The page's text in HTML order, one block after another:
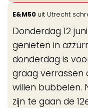
E&M50 uit Utrecht
Donderdag 12
genieten in
donderdag is
graag verrassen
willen bubbelen.
zijn te gaan de